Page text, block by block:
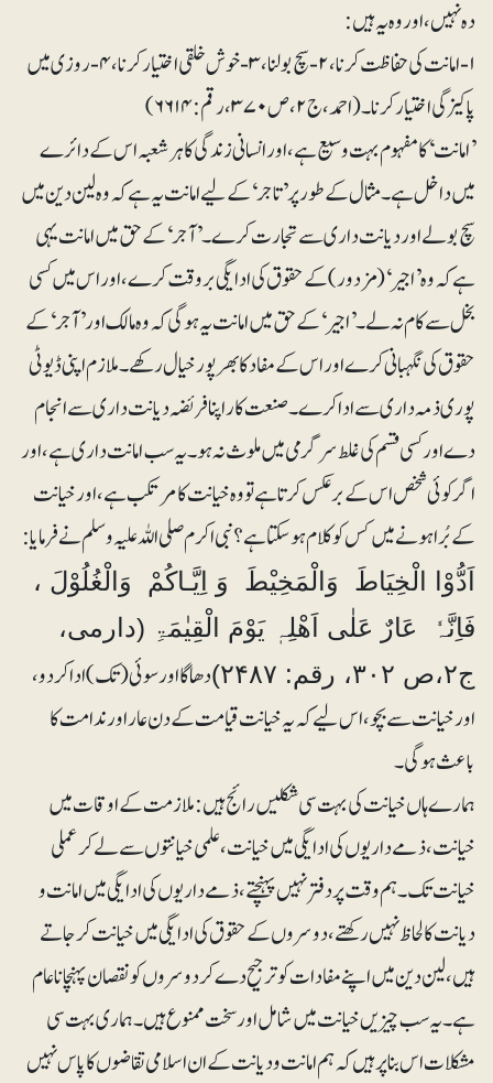
دہ نہیں، اور وہ یہ ہیں:
۱- امانت کی حفاظت کرنا، ۲- سچ بولنا، ۳- خوش خلقی اختیار کرنا، ۴- روزی میں
پاکیزگی اختیار کرنا۔(احمد، ج۲،ص ۳۷۰، رقم: ۶۶۱۴)
’امانت‘ کا مفہوم بہت وسیع ہے، اور انسانی زندگی کا ہر شعبہ اس کے دائرے
میں داخل ہے۔ مثال کے طور پر ’تاجر‘ کے لیے امانت یہ ہے کہ وہ لین دین میں
سچ بولے اور دیانت داری سے تجارت کرے۔ ’آجر‘ کے حق میں امانت یہی
ہے کہ وہ ’اجیر‘ (مزدور) کے حقوق کی ادایگی بروقت کرے، اور اس میں کسی
بخل سے کام نہ لے۔ ’اجیر‘ کے حق میں امانت یہ ہوگی کہ وہ مالک اور ’آجر‘ کے
حقوق کی نگہبانی کرے اور اس کے مفاد کا بھرپور خیال رکھے۔ ملازم اپنی ڈیوٹی
پوری ذمہ داری سے ادا کرے۔ صنعت کار اپنا فریضہ دیانت داری سے انجام
دے اور کسی قسم کی غلط سرگرمی میں ملوث نہ ہو۔ یہ سب امانت داری ہے، اور
اگر کوئی شخص اس کے برعکس کرتا ہے تو وہ خیانت کا مرتکب ہے، اور خیانت
کے بُرا ہونے میں کس کو کلام ہوسکتا ہے؟نبی اکرم صلی اللہ علیہ وسلم نے فرمایا:
اَدُّوْا الْخِیَاطَ وَالْمَخِیْطَ وَ اِیَّـاکُمْ وَالْغُلُوْلَ ،
فَاِنَّہٗ عَارٌ عَلٰی اَھْلِہٖ یَوْمَ الْقِیٰمَۃِ (دارمی،
ج۲،ص ۳۰۲، رقم: ۲۴۸۷)
دھاگا اور سوئی (تک) ادا کردو ،
اور خیانت سے بچو، اس لیے کہ یہ خیانت قیامت کے دن عار اور ندامت کا
باعث ہوگی۔
ہمارے ہاں خیانت کی بہت سی شکلیں رائج ہیں: ملازمت کے اوقات میں
خیانت، ذمے داریوں کی ادایگی میں خیانت،علمی خیانتوں سے لے کر عملی
خیانت تک۔ ہم وقت پر دفتر نہیں پہنچتے، ذمے داریوں کی ادایگی میں امانت و
دیانت کا لحاظ نہیں رکھتے، دوسروں کے حقوق کی ادایگی میں خیانت کرجاتے
ہیں، لین دین میں اپنے مفادات کو ترجیح دے کر دوسروں کو نقصان پہنچانا عام
ہے۔ یہ سب چیزیں خیانت میں شامل اور سخت ممنوع ہیں۔ ہماری بہت سی
مشکلات اس بنا پر ہیں کہ ہم امانت و دیانت کے ان اسلامی تقاضوں کا پاس نہیں